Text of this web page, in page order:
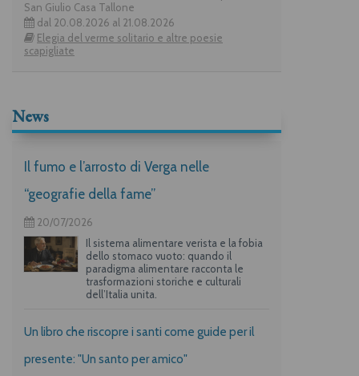
San Giulio Casa Tallone
dal 20.08.2026 al 21.08.2026
Elegia del verme solitario e altre poesie
scapigliate
News
Il fumo e l’arrosto di Verga nelle
“geografie della fame”
20/07/2026
Il sistema alimentare verista e la fobia
dello stomaco vuoto: quando il
paradigma alimentare racconta le
trasformazioni storiche e culturali
dell’Italia unita.
Un libro che riscopre i santi come guide per il
presente: "Un santo per amico"